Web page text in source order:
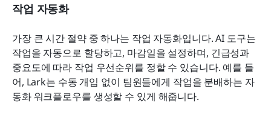
작업 자동화
가장 큰 시간 절약 중 하나는 작업 자동화입니다. AI 도구는
작업을 자동으로 할당하고, 마감일을 설정하며, 긴급성과
중요도에 따라 작업 우선순위를 정할 수 있습니다. 예를 들
어, Lark는 수동 개입 없이 팀원들에게 작업을 분배하는 자
동화 워크플로우를 생성할 수 있게 해줍니다.